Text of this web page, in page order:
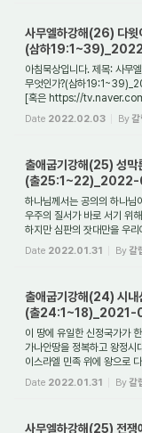
사무엘하강해(26) 다윗
(삼하
아침묵상입니다. 제목: 사무
무엇인가?(삼하
[혹은 https://
다윗에게 항의한 요...
Date 2022.02.03 By갈
출애굽기강해(25) 성막
(출
하나님께서는 공의의 하나님
우주의 질서가 바로 서기 위
하지만 심판의 잣대만을 우
통과할 ...
Date 2022.01.31 By갈
출애굽기강해(24) 시내
(출24:1~18)_2021-
이 땅에 유일한 신정국가가
가나안땅을 정복하고 왕정시
이스라엘 민족 위에 왕으로
하...
Date 2022.01.31 By갈
사무엘하강해(25) 전쟁